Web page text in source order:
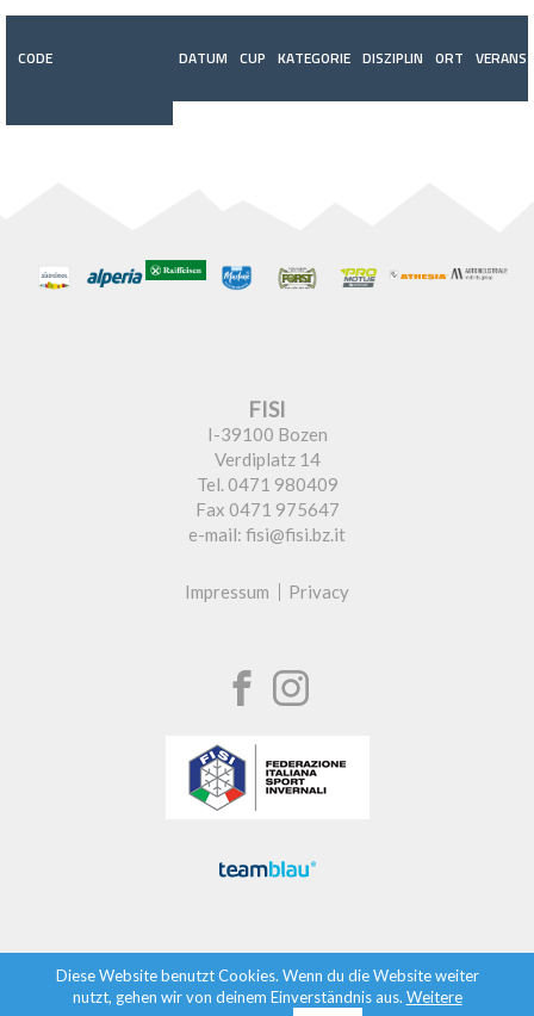
CODE DATUM CUP KATEGORIE DISZIPLIN ORT
FISI
I-39100 Bozen
Verdiplatz 14
Tel. 0471 980409
Fax 0471 975647
e-mail: fisi@fisi.bz.it
Impressum Privacy
Diese Website benutzt Cookies. Wenn du die Website weiter
nutzt, gehen wir von deinem Einverständnis aus. Weitere